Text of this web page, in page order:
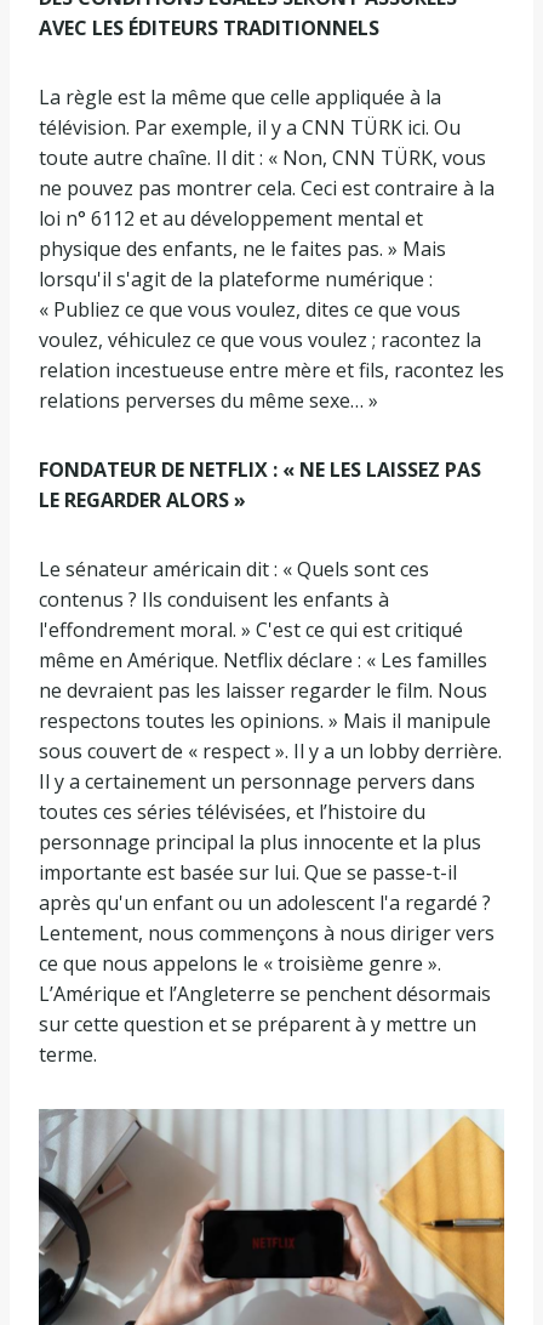
AVEC LES ÉDITEURS TRADITIONNELS
La règle est la même que celle appliquée à la
télévision. Par exemple, il y a CNN TÜRK ici. Ou
toute autre chaîne. Il dit : « Non, CNN TÜRK, vous
ne pouvez pas montrer cela. Ceci est contraire à la
loi n° 6112 et au développement mental et
physique des enfants, ne le faites pas. » Mais
lorsqu'il s'agit de la plateforme numérique :
« Publiez ce que vous voulez, dites ce que vous
voulez, véhiculez ce que vous voulez ; racontez la
relation incestueuse entre mère et fils, racontez les
relations perverses du même sexe… »
FONDATEUR DE NETFLIX : « NE LES LAISSEZ PAS
LE REGARDER ALORS »
Le sénateur américain dit : « Quels sont ces
contenus ? Ils conduisent les enfants à
l'effondrement moral. » C'est ce qui est critiqué
même en Amérique. Netflix déclare : « Les familles
ne devraient pas les laisser regarder le film. Nous
respectons toutes les opinions. » Mais il manipule
sous couvert de « respect ». Il y a un lobby derrière.
Il y a certainement un personnage pervers dans
toutes ces séries télévisées, et l’histoire du
personnage principal la plus innocente et la plus
importante est basée sur lui. Que se passe-t-il
après qu'un enfant ou un adolescent l'a regardé ?
Lentement, nous commençons à nous diriger vers
ce que nous appelons le « troisième genre ».
L’Amérique et l’Angleterre se penchent désormais
sur cette question et se préparent à y mettre un
terme.